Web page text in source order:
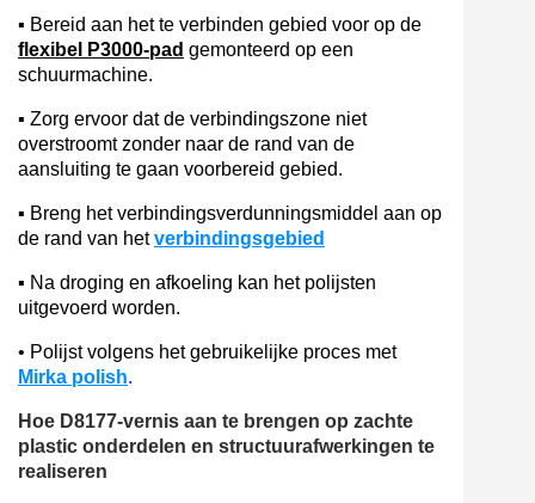
▪ Bereid aan het te verbinden gebied voor op de
flexibel
P3000-pad gemonteerd op een
schuurmachine.
▪ Zorg ervoor dat de verbindingszone niet
overstroomt zonder naar de rand van de
aansluiting te gaan voorbereid gebied.
▪ Breng het verbindingsverdunningsmiddel aan op
de rand van hetverbindingsgebied
▪ Na droging en afkoeling kan het polijsten
uitgevoerd worden.
• Polijst volgens het gebruikelijke proces met
Mirka polish.
Hoe D8177-vernis aan te brengen op zachte
plastic onderdelen en structuurafwerkingen te
realiseren